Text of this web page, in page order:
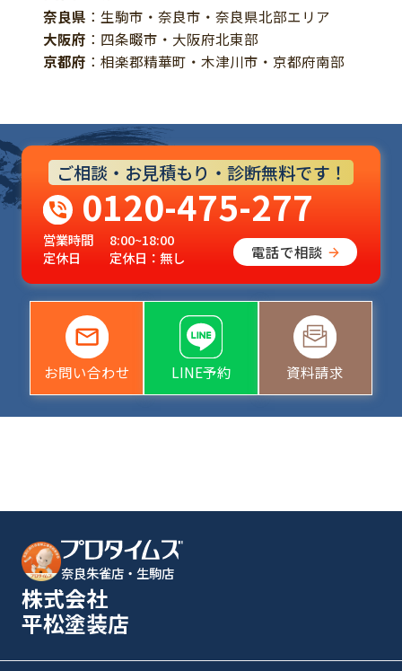
奈良県 ：生駒市・奈良市・奈良県北部エリア
大阪府 ：四条畷市・大阪府北東部
京都府 ：相楽郡精華町・木津川市・京都府南部
ご相談・お見積もり・診断無料です！
0120-475-277
営業時間
8:00~18:00
定休日
定休日：無し 電話で相談
お問い合わせ LINE予約 資料請求
奈良朱雀店・生駒店
株式会社
平松塗装店